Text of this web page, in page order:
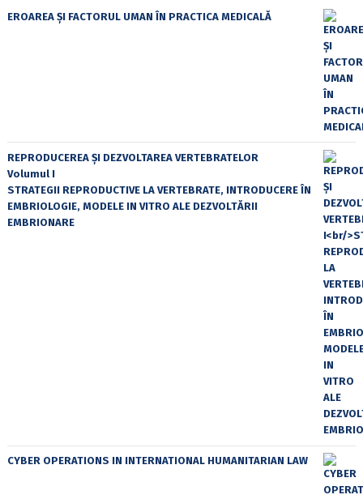
EROAREA ȘI FACTORUL UMAN ÎN PRACTICA MEDICALĂ
REPRODUCEREA ȘI DEZVOLTAREA VERTEBRATELOR
Volumul I
STRATEGII REPRODUCTIVE LA VERTEBRATE, INTRODUCERE ÎN
EMBRIOLOGIE, MODELE IN VITRO ALE DEZVOLTĂRII
EMBRIONARE
CYBER OPERATIONS IN INTERNATIONAL HUMANITARIAN LAW